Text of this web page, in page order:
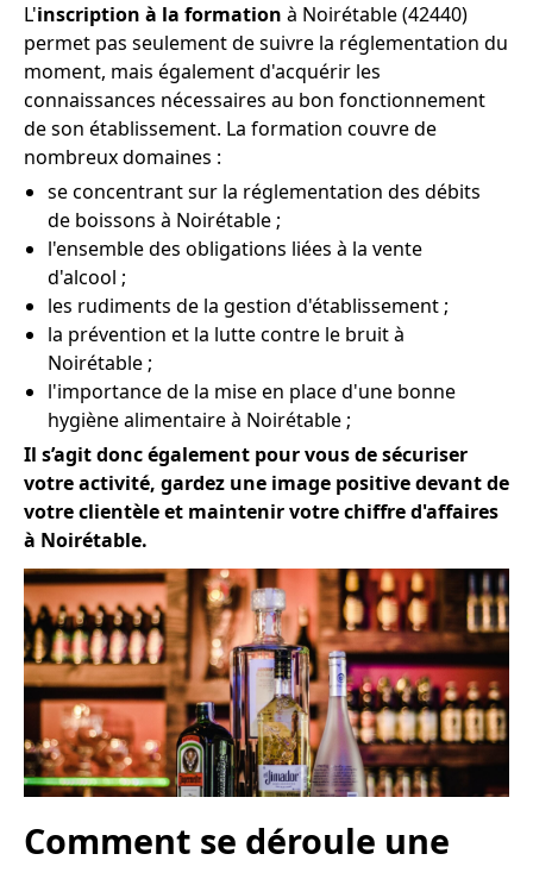
L'inscription à la formation à Noirétable (42440)
permet pas seulement de suivre la réglementation du
moment, mais également d'acquérir les
connaissances nécessaires au bon fonctionnement
de son établissement. La formation couvre de
nombreux domaines :
se concentrant sur la réglementation des débits
de boissons à Noirétable ;
l'ensemble des obligations liées à la vente
d'alcool ;
les rudiments de la gestion d'établissement ;
la prévention et la lutte contre le bruit à
Noirétable ;
l'importance de la mise en place d'une bonne
hygiène alimentaire à Noirétable ;
Il s’agit donc également pour vous de sécuriser
votre activité, gardez une image positive devant de
votre clientèle et maintenir votre chiffre d'affaires
à Noirétable.
Comment se déroule une